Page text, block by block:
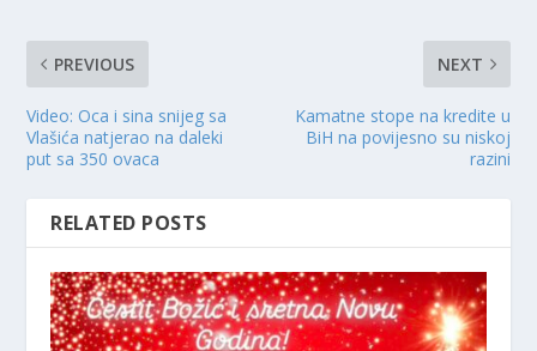
PREVIOUS
Video: Oca i sina snijeg sa
Vlašića natjerao na daleki
put sa 350 ovaca
NEXT
Kamatne stope na kredite u
BiH na povijesno su niskoj
razini
RELATED POSTS